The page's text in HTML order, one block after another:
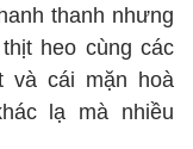
thanh nhưng
heo cùng các
và cái mặn hoà
lạ mà nhiều